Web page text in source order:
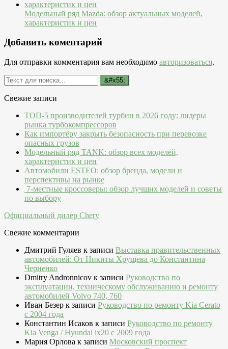
Модельный ряд Mazda: обзор актуальных моделей,
характеристик и цен
Добавить коментарий
Для отправки комментария вам необходимо авторизоваться.
Свежие записи
ТОП-5 производителей турбин в 2026 году: лидеры
рынка турбокомпрессоров
Как импортёру закрыть безопасность при перевозке
опасных грузов
Модельный ряд TANK: обзор всех моделей,
характеристик и цен
Автомобили ESTEO: обзор бренда, модели и
перспективы на рынке
7-местные кроссоверы: обзор лучших моделей и советы
по выбору
Официальный дилер Chery
Свежие комментарии
Дмитрий Гуляев к записи Выставка правительственных
автомобилей: От Никиты Хрущева до Константина
Черненко
Dmitry Andronnicov к записи Руководство по
эксплуатации, техническому обслуживанию и ремонту
автомобилей Volvo 740, 760
Иван Безер к записи Руководство по ремонту Kia Cerato
c 2004 года
Константин Исаков к записи Руководство по ремонту
Kia Venga / Hyundai ix20 c 2009 года
Мария Орлова к записи Московский проспект